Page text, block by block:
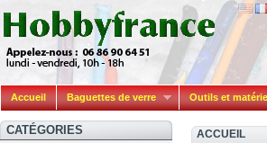
Accueil Baguettes de verre Outils et
CATÉGORIES
ACCUEIL